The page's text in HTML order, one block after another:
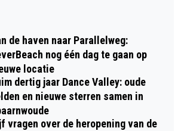
de haven naar Parallelweg:
nog één dag te gaan op
locatie
dertig jaar Dance Valley: oude
en nieuwe sterren samen in
vragen over de heropening van de